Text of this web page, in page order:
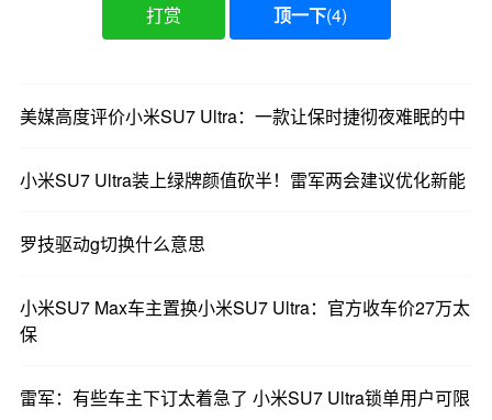
打赏 顶一下(4)
美媒高度评价小米SU7 Ultra：一款让保时捷彻夜难眠的中
小米SU7 Ultra装上绿牌颜值砍半！雷军两会建议优化新能
罗技驱动g切换什么意思
小米SU7 Max车主置换小米SU7 Ultra：官方收车价27万太
保
雷军：有些车主下订太着急了 小米SU7 Ultra锁单用户可限